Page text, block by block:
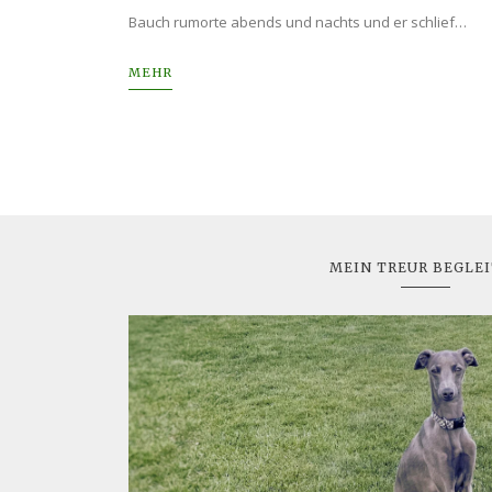
Bauch rumorte abends und nachts und er schlief…
MEHR
MEIN TREUR